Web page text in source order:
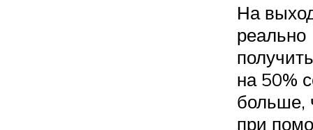
На
реально
получить
на 50%
больше,
при